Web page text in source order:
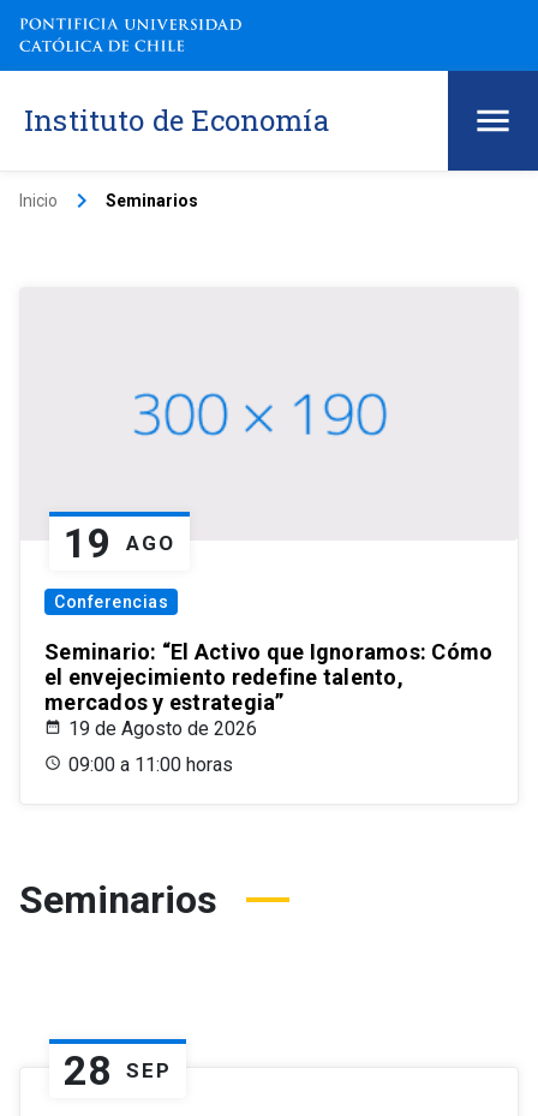
Instituto de Economía
Inicio keyboard_arrow_right Seminarios
19 AGO
Conferencias
Seminario: “El Activo que Ignoramos: Cómo
el envejecimiento redefine talento,
mercados y estrategia”
19 de Agosto de 2026
09:00 a 11:00 horas
Seminarios
28 SEP